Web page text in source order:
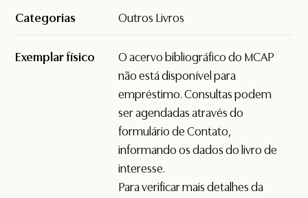
Categorias Outros Livros
Exemplar físico
O acervo bibliográfico do MCAP
não está disponível para
empréstimo. Consultas podem
ser agendadas através do
formulário deContato,
informando os dados do livro de
interesse.
Para verificar mais detalhes da